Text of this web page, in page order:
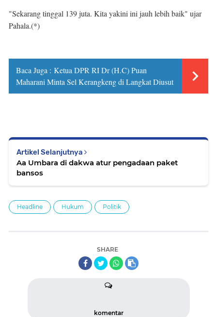
"Sekarang tinggal 139 juta. Kita yakini ini jauh lebih baik" ujar
Pahala.(*)
Baca Juga : Ketua DPR RI Dr (H.C) Puan
Maharani Minta Sel Kerangkeng di Langkat Diusut
Artikel Selanjutnya
Aa Umbara di dakwa atur pengadaan paket
bansos
Headline Hukum Politik
SHARE
komentar